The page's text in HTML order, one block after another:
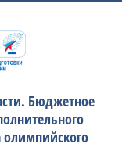
Бюджетное